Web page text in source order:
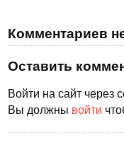
Комментариев
Оставить
Войти на сайт через
Вы должны войти